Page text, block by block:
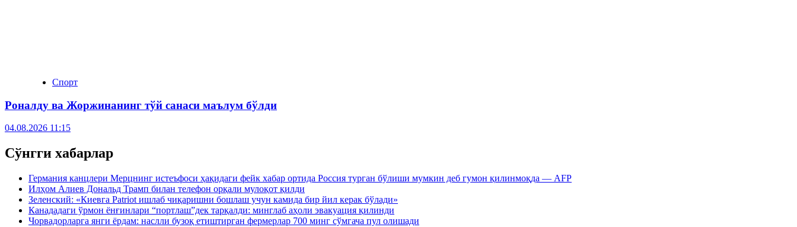
Спорт
Роналду ва Жоржинанинг тўй санаси маълум бўлди
04.08.2026 11:15
Сўнгги хабарлар
Германия канцлери Мерцнинг истеъфоси ҳақидаги фейк хабар ортида Россия турган бўлиши мумкин деб гумон қилинмоқда — AFP
Илҳом Алиев Дональд Трамп билан телефон орқали мулоқот қилди
Зеленский: «Киевга Patriot ишлаб чиқаришни бошлаш учун камида бир йил керак бўлади»
Канададаги ўрмон ёнғинлари “портлаш”дек тарқалди: минглаб аҳоли эвакуация қилинди
Чорвадорларга янги ёрдам: наслли бузоқ етиштирган фермерлар 700 минг сўмгача пул олишади